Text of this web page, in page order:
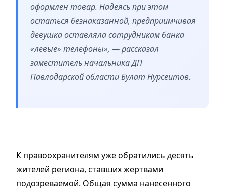
оформлен товар. Надеясь при этом
остаться безнаказанной, предприимчивая
девушка оставляла сотрудникам банка
«левые» телефоны», — рассказал
заместитель начальника ДП
Павлодарской области Булат Нурсеитов.
К правоохранителям уже обратились десять
жителей региона, ставших жертвами
подозреваемой. Общая сумма нанесенного